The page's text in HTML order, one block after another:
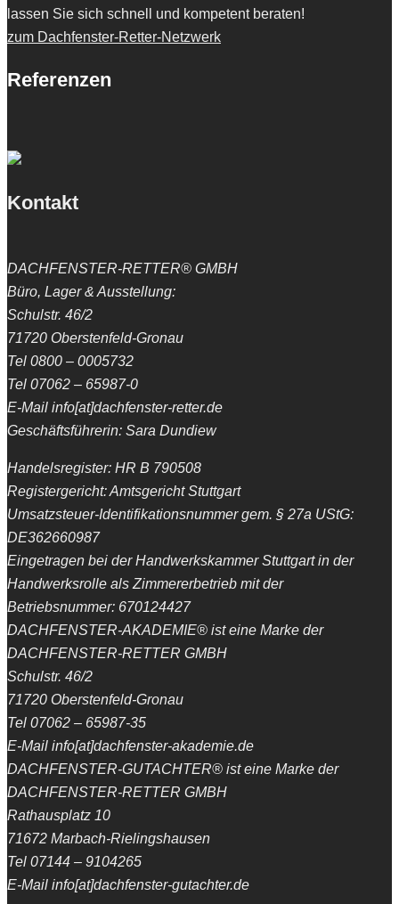
lassen Sie sich schnell und kompetent beraten!
zum Dachfenster-Retter-Netzwerk
Referenzen
Kontakt
DACHFENSTER-RETTER® GMBH
Büro, Lager & Ausstellung:
Schulstr. 46/2
71720 Oberstenfeld-Gronau
Tel 0800 – 0005732
Tel 07062 – 65987-0
E-Mail info[at]dachfenster-retter.de
Geschäftsführerin: Sara Dundiew
Handelsregister: HR B 790508
Registergericht: Amtsgericht Stuttgart
Umsatzsteuer-Identifikationsnummer gem. § 27a UStG:
DE362660987
Eingetragen bei der Handwerkskammer Stuttgart in der
Handwerksrolle als Zimmererbetrieb mit der
Betriebsnummer: 670124427
DACHFENSTER-AKADEMIE® ist eine Marke der
DACHFENSTER-RETTER GMBH
Schulstr. 46/2
71720 Oberstenfeld-Gronau
Tel 07062 – 65987-35
E-Mail info[at]dachfenster-akademie.de
DACHFENSTER-GUTACHTER® ist eine Marke der
DACHFENSTER-RETTER GMBH
Rathausplatz 10
71672 Marbach-Rielingshausen
Tel 07144 – 9104265
E-Mail info[at]dachfenster-gutachter.de